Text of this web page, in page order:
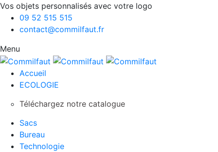
Vos objets personnalisés avec votre logo
09 52 515 515
contact@commilfaut.fr
Menu
Accueil
ECOLOGIE
Téléchargez notre catalogue
Sacs
Bureau
Technologie